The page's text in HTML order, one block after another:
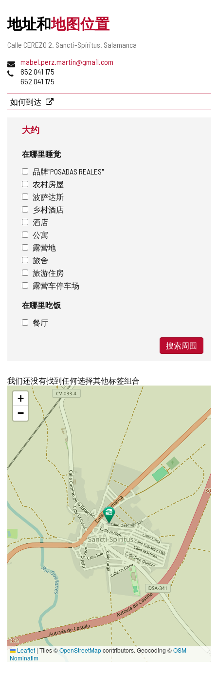
地址和地图位置
邮
地
址
Calle CEREZO 2. Sancti-Spíritus. Salamanca
电
子
地
址
mabel.perz.martin@gmail.com
电
652 041 175
652 041 175
如何到达
大约
在哪里睡觉
品牌"POSADAS REALES"
农村房屋
波萨达斯
乡村酒店
酒店
公寓
露营地
旅舍
旅游住房
露营车停车场
在哪里吃饭
餐厅
搜索周围
我们还没有找到任何选择其他标签组合
跳
地
图
+
−
Leaflet | Tiles ©OpenStreetMapcontributors. Geocoding ©OSM
Nominatim